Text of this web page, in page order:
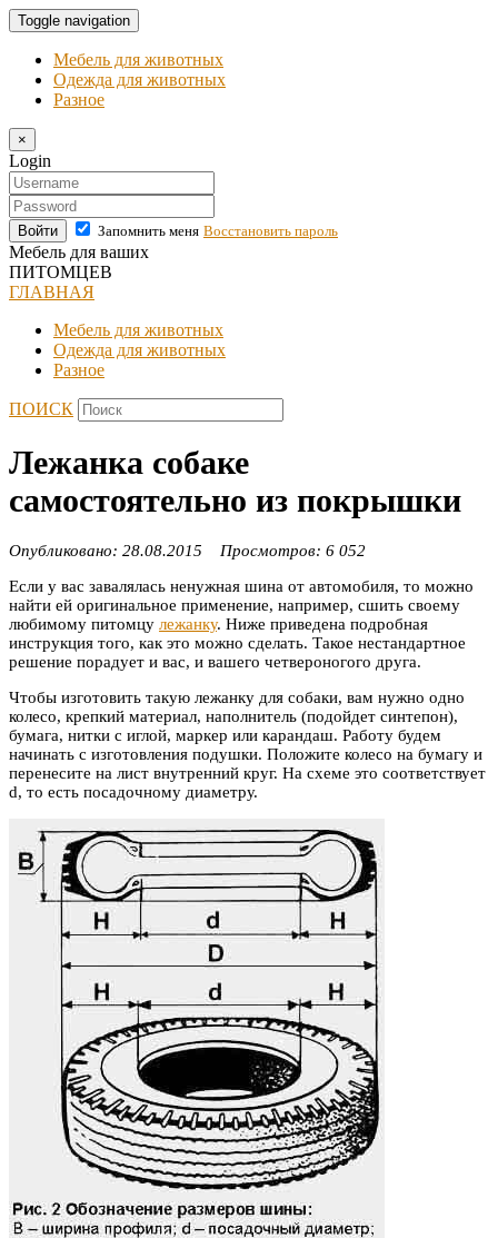
Toggle navigation
Мебель для животных
Одежда для животных
Разное
×
Login
Войти Запомнить меня Восстановить пароль
Мебель для ваших
ПИТОМЦЕВ
ГЛАВНАЯ
Мебель для животных
Одежда для животных
Разное
ПОИСК
Лежанка собаке
самостоятельно из покрышки
Опубликовано: 28.08.2015 Просмотров: 6 052
Если у вас завалялась ненужная шина от автомобиля, то можно
найти ей оригинальное применение, например, сшить своему
любимому питомцу лежанку. Ниже приведена подробная
инструкция того, как это можно сделать. Такое нестандартное
решение порадует и вас, и вашего четвероногого друга.
Чтобы изготовить такую лежанку для собаки, вам нужно одно
колесо, крепкий материал, наполнитель (подойдет синтепон),
бумага, нитки с иглой, маркер или карандаш. Работу будем
начинать с изготовления подушки. Положите колесо на бумагу и
перенесите на лист внутренний круг. На схеме это соответствует
d, то есть посадочному диаметру.